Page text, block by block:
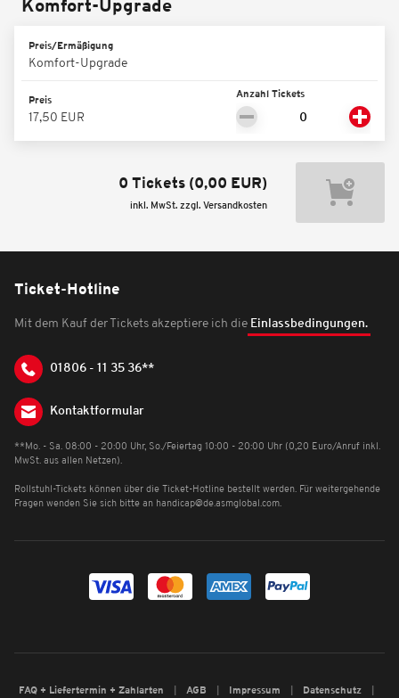
Komfort-Upgrade
Preis/Ermäßigung
Komfort-Upgrade
Preis
17,50 EUR
Anzahl Tickets
0 Tickets (0,00 EUR)
inkl. MwSt. zzgl. Versandkosten
Ticket-Hotline
Mit dem Kauf der Tickets akzeptiere ich die Einlassbedingungen.
01806 - 11 35 36**
Kontaktformular
**Mo. - Sa. 08:00 - 20:00 Uhr, So./Feiertag 10:00 - 20:00 Uhr (0,20 Euro/Anruf inkl.
MwSt. aus allen Netzen).
Rollstuhl-Tickets können über die Ticket-Hotline bestellt werden. Für weitergehende
Fragen wenden Sie sich bitte an handicap@de.asmglobal.com.
FAQ + Liefertermin + Zahlarten AGB Impressum Datenschutz